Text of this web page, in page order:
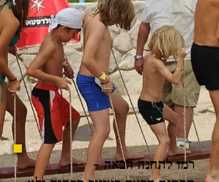
רמז לתחנה הבאה -